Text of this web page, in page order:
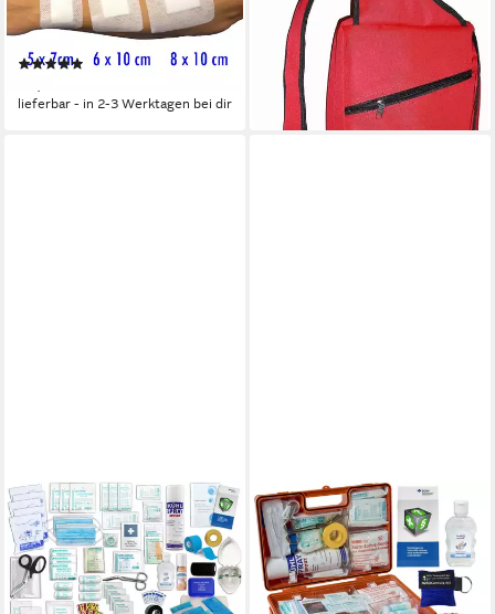
"EVO K" DIN 13157 + sterile
Wundpflaster
(1)
lieferbar - in 2-3 Werktagen bei dir
+ DIN 13164 Verbandmaterial
49,90 €
UVP
-17%
lieferbar - in 2-3 Werktagen bei dir